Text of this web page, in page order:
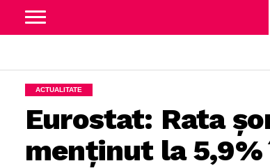
ACTUALITATE
Eurostat: Rata
menținut la 5,9%